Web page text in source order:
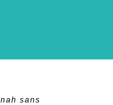
sans